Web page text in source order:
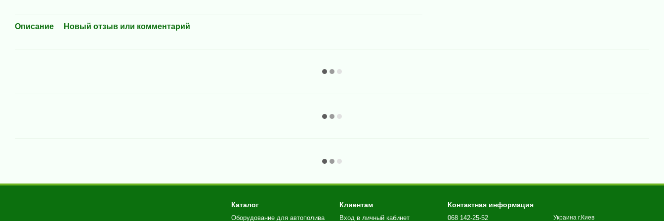
Описание Новый отзыв или комментарий
Каталог
Оборудование для автополива
Клиентам
Вход в личный кабинет
Контактная информация
068 142-25-52 Украина г.Киев